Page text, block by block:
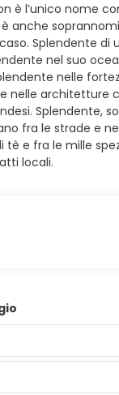
è l’unico nome
è anche
Splendente di
nel suo
nelle
e nelle architetture
Splendente,
fra le strade e
tè e fra le mille
locali.